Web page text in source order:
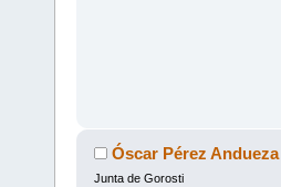
Óscar Pérez Andueza
Junta de Gorosti